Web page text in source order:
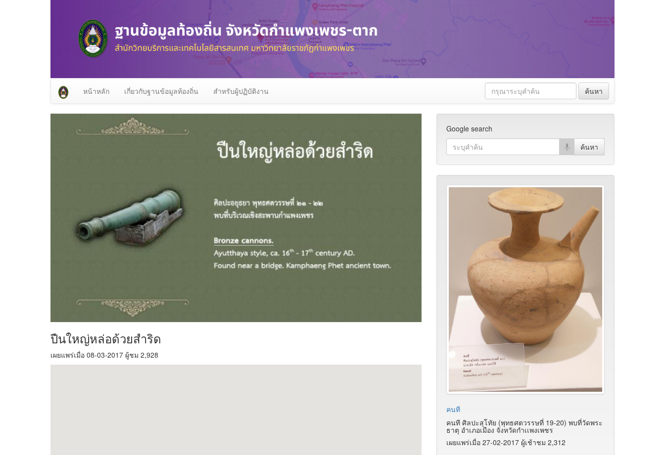
หน้าหลัก เกี่ยวกับฐานข้อมูลท้องถิ่น สำหรับผู้ปฏิบัติงาน ค้นหา
ปืนใหญ่หล่อด้วยสำริด
เผยแพร่เมื่อ 08-03-2017 ผู้ชม 2,928
Google search
คนที
คนที ศิลปะสุโทัย (พุทธศตวรรษที่ 19-20) พบที่วัดพระ
ธาตุ อำเภอเมือง จังหวัดกำเเพงเพชร
เผยแพร่เมื่อ 27-02-2017 ผู้เช้าชม 2,312